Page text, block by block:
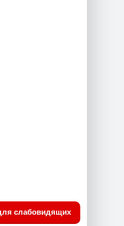
слабовидящих